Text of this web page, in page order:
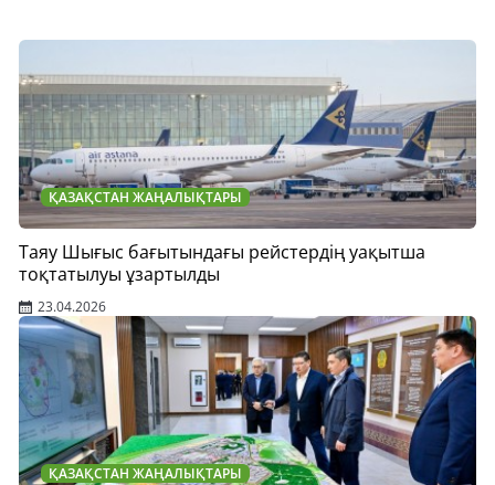
ҚАЗАҚСТАН ЖАҢАЛЫҚТАРЫ
Таяу Шығыс бағытындағы рейстердің уақытша
тоқтатылуы ұзартылды
23.04.2026
ҚАЗАҚСТАН ЖАҢАЛЫҚТАРЫ